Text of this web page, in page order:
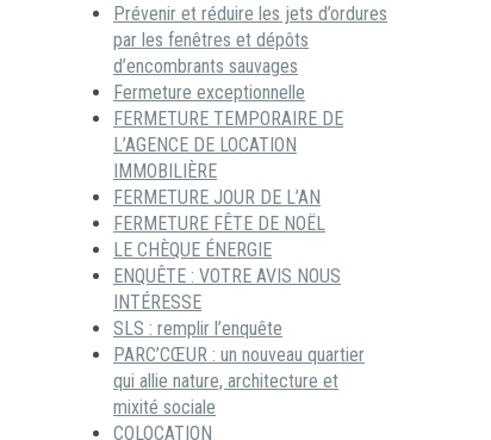
Prévenir et réduire les jets d’ordures
par les fenêtres et dépôts
d’encombrants sauvages
Fermeture exceptionnelle
FERMETURE TEMPORAIRE DE
L’AGENCE DE LOCATION
IMMOBILIÈRE
FERMETURE JOUR DE L’AN
FERMETURE FÊTE DE NOËL
LE CHÈQUE ÉNERGIE
ENQUÊTE : VOTRE AVIS NOUS
INTÉRESSE
SLS : remplir l’enquête
PARC’CŒUR : un nouveau quartier
qui allie nature, architecture et
mixité sociale
COLOCATION